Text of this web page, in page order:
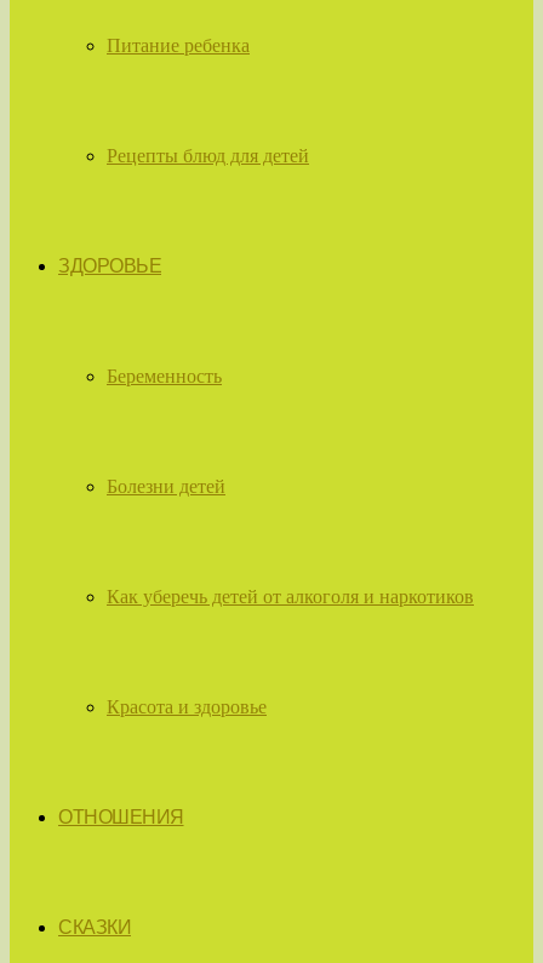
Питание ребенка
Рецепты блюд для детей
ЗДОРОВЬЕ
Беременность
Болезни детей
Как уберечь детей от алкоголя и наркотиков
Красота и здоровье
ОТНОШЕНИЯ
СКАЗКИ